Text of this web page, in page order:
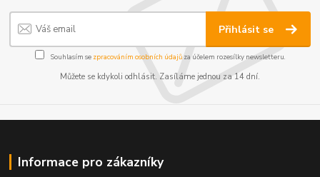
Přihlásit se
Souhlasím se zpracováním osobních údajůza účelem rozesílky newsletteru.
Můžete se kdykoli odhlásit. Zasíláme jednou za 14 dní.
Informace pro zákazníky